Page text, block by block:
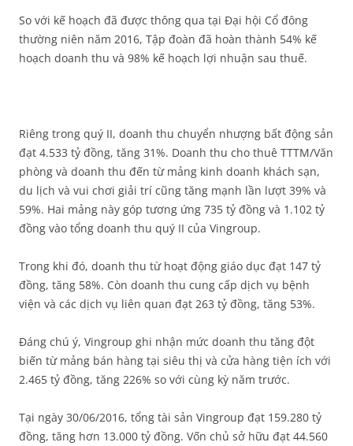
So với kế hoạch đã được thông qua tại Đại hội Cổ đông
thường niên năm 2016, Tập đoàn đã hoàn thành 54% kế
hoạch doanh thu và 98% kế hoạch lợi nhuận sau thuế.
Riêng trong quý II, doanh thu chuyển nhượng bất động sản
đạt 4.533 tỷ đồng, tăng 31%. Doanh thu cho thuê TTTM/Văn
phòng và doanh thu đến từ mảng kinh doanh khách sạn,
du lịch và vui chơi giải trí cũng tăng mạnh lần lượt 39% và
59%. Hai mảng này góp tương ứng 735 tỷ đồng và 1.102 tỷ
đồng vào tổng doanh thu quý II của Vingroup.
Trong khi đó, doanh thu từ hoạt động giáo dục đạt 147 tỷ
đồng, tăng 58%. Còn doanh thu cung cấp dịch vụ bệnh
viện và các dịch vụ liên quan đạt 263 tỷ đồng, tăng 53%.
Đáng chú ý, Vingroup ghi nhận mức doanh thu tăng đột
biến từ mảng bán hàng tại siêu thị và cửa hàng tiện ích với
2.465 tỷ đồng, tăng 226% so với cùng kỳ năm trước.
Tại ngày 30/06/2016, tổng tài sản Vingroup đạt 159.280 tỷ
đồng, tăng hơn 13.000 tỷ đồng. Vốn chủ sở hữu đạt 44.560